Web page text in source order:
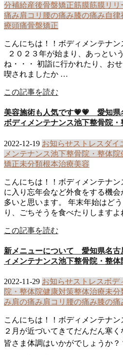
分補給産後骨盤矯正筋膜筋膜リリ
痛み肩コリ 腰の痛み膝の痛み自律
療頭痛骨盤矯正
こんにちは！！ボディメンテナ
２０２３年が始まり、あっとい
ね・・・ 初詣に行かれたり、お
喫されましたか …
この記事を読む
美容施術も人気です💗💗 愛知県
ボディメンテナンス池下整骨院・
2022-12-19 お知らせストレス ダイ
メンテナンス池下整骨院・整体院
矯正未分類根本治療美容
こんにちは！！ボディメンテナン
に入り忘年会など外食をする機
多いと思います。 年末年始はど
り、ごちそうを食べたりします
この記事を読む
新メニューについて 愛知県名古
ィメンテナンス池下整骨院・整体
2022-11-29 お知らせストレス ボデ
院・整体院健康対策整体治療未分
み肩の痛み肩コリ 腰の痛み膝の痛
こんにちは！！ボディメンテナ
２月が近づいてきてだんだん寒
皆さま体調はいかがでしょうか